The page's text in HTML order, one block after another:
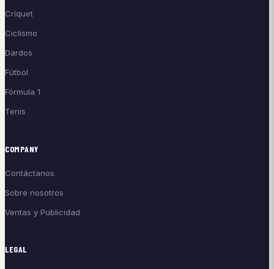
Críquet
Ciclismo
Dardos
Fútbol
Fórmula 1
Tenis
COMPANY
Contáctanos
Sobre nosotros
Ventas y Publicidad
LEGAL